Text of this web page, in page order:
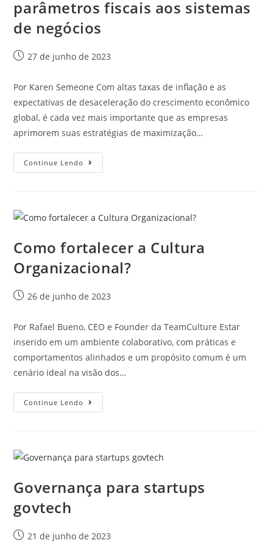
parâmetros fiscais aos sistemas
de negócios
27 de junho de 2023
Por Karen Semeone Com altas taxas de inflação e as
expectativas de desaceleração do crescimento econômico
global, é cada vez mais importante que as empresas
aprimorem suas estratégias de maximização…
Continue Lendo
Como fortalecer a Cultura
Organizacional?
26 de junho de 2023
Por Rafael Bueno, CEO e Founder da TeamCulture Estar
inserido em um ambiente colaborativo, com práticas e
comportamentos alinhados e um propósito comum é um
cenário ideal na visão dos…
Continue Lendo
Governança para startups
govtech
21 de junho de 2023